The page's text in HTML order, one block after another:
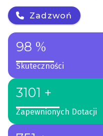
Zadzwoń
98 %
Skuteczności
3101 +
Zapewnionych Dotacji